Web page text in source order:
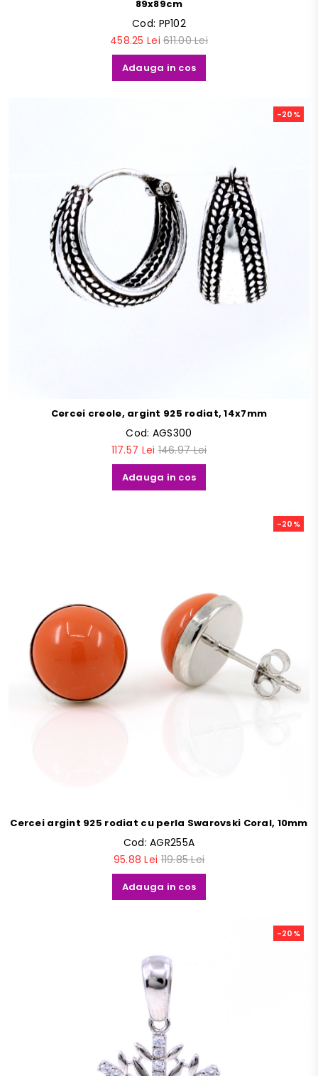
89x89cm
Cod: PP102
458.25 Lei611.00 Lei
Adauga in cos
-20%
Cercei creole, argint 925 rodiat, 14x7mm
Cod: AGS300
117.57 Lei146.97 Lei
Adauga in cos
-20%
Cercei argint 925 rodiat cu perla Swarovski Coral, 10mm
Cod:AGR255A
95.88 Lei119.85 Lei
Adauga in cos
-20%